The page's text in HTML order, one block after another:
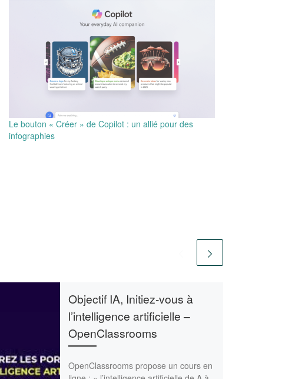
Le bouton « Créer » de Copilot : un allié pour des
infographies
Objectif IA, Initiez-vous à
l’intelligence artificielle –
OpenClassrooms
OpenClassrooms propose un cours en